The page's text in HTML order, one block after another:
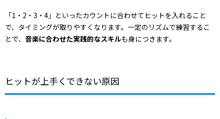
「1・2・3・4」といったカウントに合わせてヒットを入れること
で、タイミングが取りやすくなります。一定のリズムで練習するこ
とで、 音楽に合わせた実践的なスキルも身につきます。
ヒットが上手くできない原因